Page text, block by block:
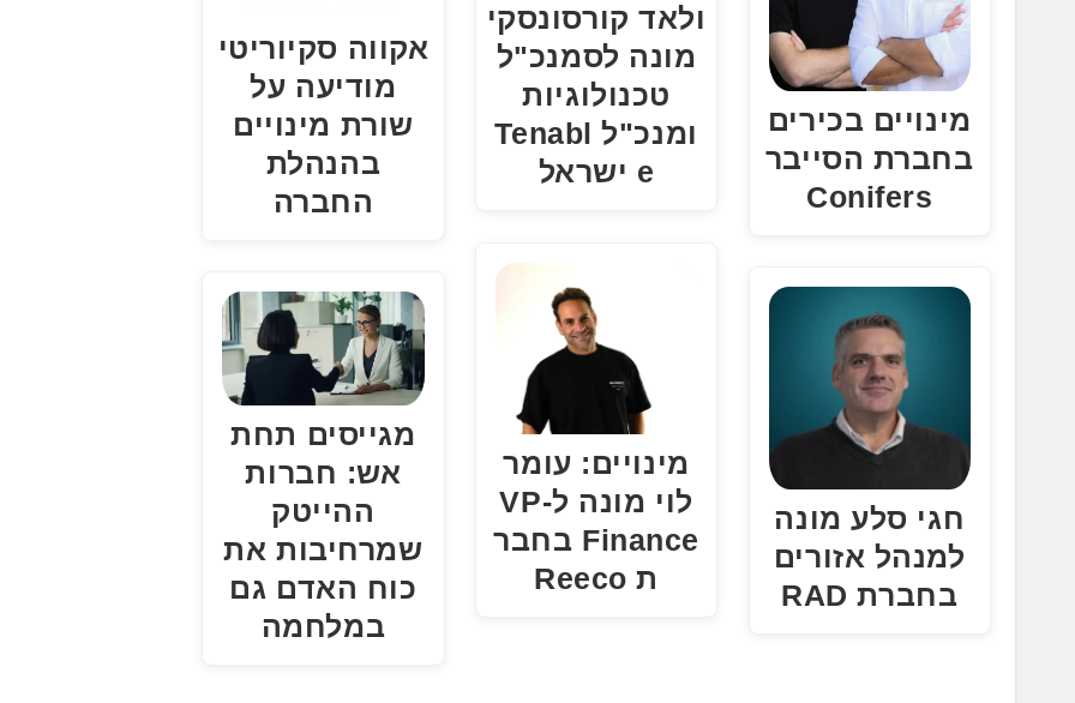
מינויים בכירים
בחברת הסייבר
Conifers
חגי סלע מונה
למנהל אזורים
בחברת RAD
ולאד קורסונסקי
מונה לסמנכ"ל
טכנולוגיות
ומנכ"ל Tenabl
e ישראל
מינויים: עומר
לוי מונה ל-VP
Finance בחבר
ת Reeco
אקווה סקיוריטי
מודיעה על
שורת מינויים
בהנהלת
החברה
מגייסים תחת
אש: חברות
ההייטק
שמרחיבות את
כוח האדם גם
במלחמה